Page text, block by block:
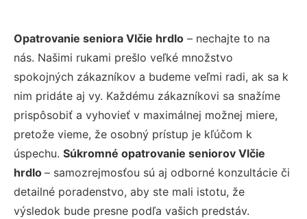
Opatrovanie seniora Vlčie hrdlo – nechajte to na
nás. Našimi rukami prešlo veľké množstvo
spokojných zákazníkov a budeme veľmi radi, ak sa k
nim pridáte aj vy. Každému zákazníkovi sa snažíme
prispôsobiť a vyhovieť v maximálnej možnej miere,
pretože vieme, že osobný prístup je kľúčom k
úspechu. Súkromné opatrovanie seniorov Vlčie
hrdlo – samozrejmosťou sú aj odborné konzultácie či
detailné poradenstvo, aby ste mali istotu, že
výsledok bude presne podľa vašich predstáv.